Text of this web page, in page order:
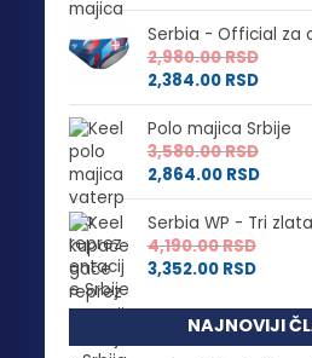
Serbia - Official za
2,980.00RSD
2,384.00 RSD
Polo majica Srbije
3,580.00RSD
2,864.00 RSD
Serbia WP - Tri
4,190.00RSD
3,352.00 RSD
NAJNOVIJI